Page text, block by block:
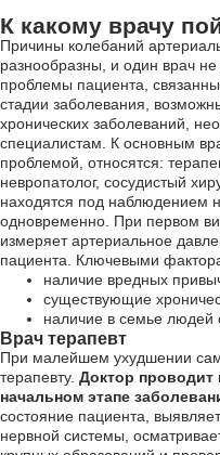
К какому врачу
Причины колебаний
разнообразны, и один врач
проблемы пациента,
стадии заболевания,
хронических заболеваний,
специалистам. К основным
проблемой, относятся:
невропатолог, сосудистый
находятся под наблюдением
одновременно. При первом
измеряет артериальное
пациента. Ключевыми
наличие вредных
существующие
наличие в семье людей
Врач терапевт
При малейшем ухудшении
терапевту. Доктор проводит
начальном этапе
состояние пациента,
нервной системы,